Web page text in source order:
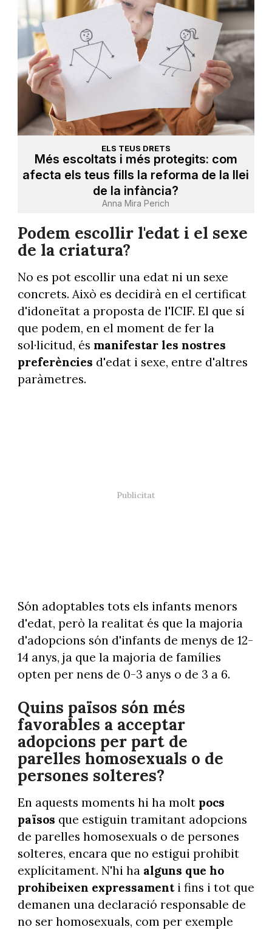
ELS TEUS DRETS
Més escoltats i més protegits: com
afecta els teus fills la reforma de la llei
de la infància?
Anna Mira Perich
Podem escollir l'edat i el sexe
de la criatura?
No es pot escollir una edat ni un sexe
concrets. Això es decidirà en el certificat
d'idoneïtat a proposta de l'ICIF. El que sí
que podem, en el moment de fer la
sol·licitud, és manifestar les nostres
preferències d'edat i sexe, entre d'altres
paràmetres.
Són adoptables tots els infants menors
d'edat, però la realitat és que la majoria
d'adopcions són d'infants de menys de 12-
14 anys, ja que la majoria de famílies
opten per nens de 0-3 anys o de 3 a 6.
Quins països són més
favorables a acceptar
adopcions per part de
parelles homosexuals o de
persones solteres?
En aquests moments hi ha molt pocs
països que estiguin tramitant adopcions
de parelles homosexuals o de persones
solteres, encara que no estigui prohibit
explícitament. N'hi ha alguns que ho
prohibeixen expressamenti fins i tot que
demanen una declaració responsable de
no ser homosexuals, com per exemple